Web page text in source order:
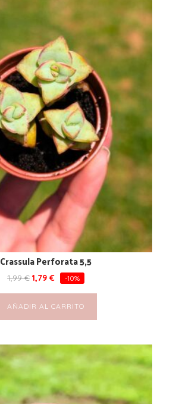
Crassula Perforata 5,5
1,99€ 1,79 € -10%
AÑADIR AL CARRITO